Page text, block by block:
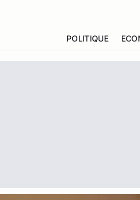
POLITIQUE